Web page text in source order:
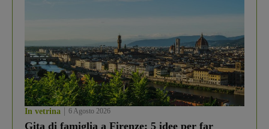
In vetrina 6 Agosto 2026
Gita di famiglia a Firenze: 5 idee per far